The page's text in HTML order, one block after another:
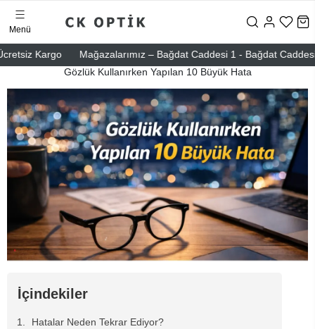
Kargo Mağazalarımız – Bağdat Caddesi 1 - Bağdat Caddesi 2
Menü
Gözlük Kullanırken Yapılan 10 Büyük Hata
İçindekiler
Hatalar Neden Tekrar Ediyor?